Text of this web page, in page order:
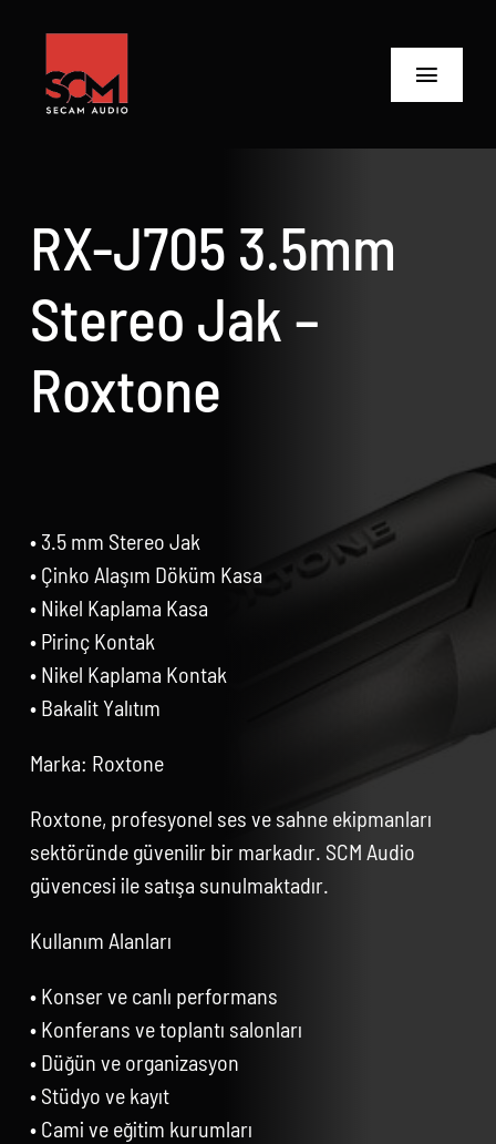
content
Toggle
Biz Kimiz
Neler Yaptık
Neler Yapıyoruz?
RX-J705 3.5mm
Stereo Jak –
Roxtone
• 3.5 mm Stereo Jak
• Çinko Alaşım Döküm Kasa
• Nikel Kaplama Kasa
• Pirinç Kontak
• Nikel Kaplama Kontak
• Bakalit Yalıtım
Marka: Roxtone
Roxtone, profesyonel ses ve sahne ekipmanları
sektöründe güvenilir bir markadır. SCM Audio
güvencesi ile satışa sunulmaktadır.
Kullanım Alanları
• Konser ve canlı performans
• Konferans ve toplantı salonları
• Düğün ve organizasyon
• Stüdyo ve kayıt
• Cami ve eğitim kurumları